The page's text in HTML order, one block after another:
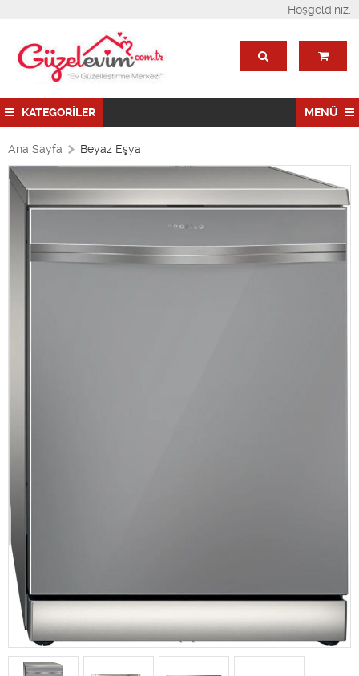
Hoşgeldiniz,
KATEGORİLER MENÜ
Ana Sayfa Beyaz Eşya